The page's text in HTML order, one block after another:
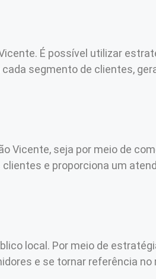
É possível utilizar
segmento de clientes,
Vicente, seja por meio de
e proporciona um
local. Por meio de
e se tornar referência no